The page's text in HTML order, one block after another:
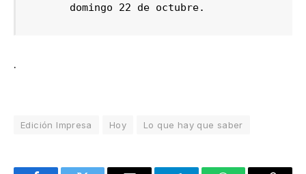
      domingo 22 de octubre.
.
Edición Impresa Hoy Lo que hay que saber